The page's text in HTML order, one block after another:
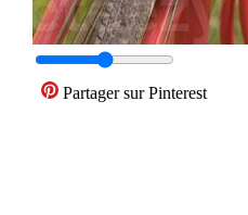
Partager sur Pinterest